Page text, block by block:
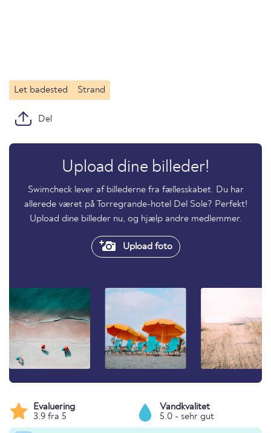
Let badested Strand
Del
Upload dine billeder!
Swimcheck lever af billederne fra fællesskabet. Du har
allerede været på Torregrande-hotel Del Sole? Perfekt!
Upload dine billeder nu, og hjælp andre medlemmer.
Upload foto
Evaluering
3.9 fra 5
Vandkvalitet
5.0 - sehr gut